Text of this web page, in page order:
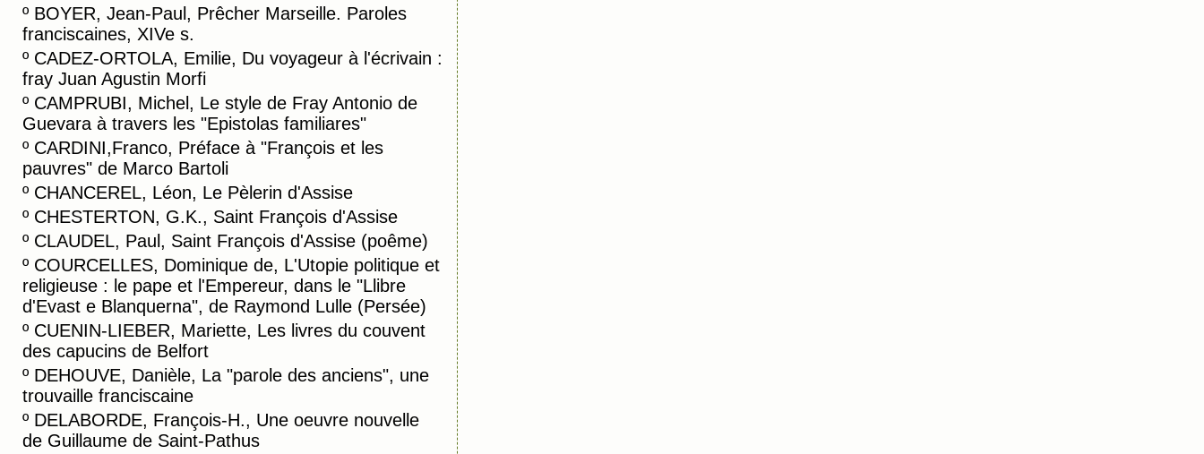
º BOYER, Jean-Paul, Prêcher Marseille. Paroles
franciscaines, XIVe s.
º CADEZ-ORTOLA, Emilie, Du voyageur à l'écrivain :
fray Juan Agustin Morfi
º CAMPRUBI, Michel, Le style de Fray Antonio de
Guevara à travers les "Epistolas familiares"
º CARDINI,Franco, Préface à "François et les
pauvres" de Marco Bartoli
º CHANCEREL, Léon, Le Pèlerin d'Assise
º CHESTERTON, G.K., Saint François d'Assise
º CLAUDEL, Paul, Saint François d'Assise (poême)
º COURCELLES, Dominique de, L'Utopie politique et
religieuse : le pape et l'Empereur, dans le "Llibre
d'Evast e Blanquerna", de Raymond Lulle (Persée)
º CUENIN-LIEBER, Mariette, Les livres du couvent
des capucins de Belfort
º DEHOUVE, Danièle, La "parole des anciens", une
trouvaille franciscaine
º DELABORDE, François-H., Une oeuvre nouvelle
de Guillaume de Saint-Pathus